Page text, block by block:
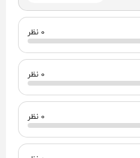
0 نظر
0 نظر
0 نظر